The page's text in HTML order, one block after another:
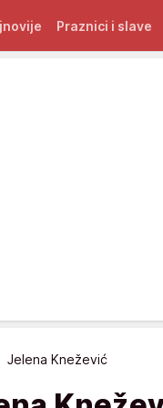
Praznici i slave
Jelena Knežević